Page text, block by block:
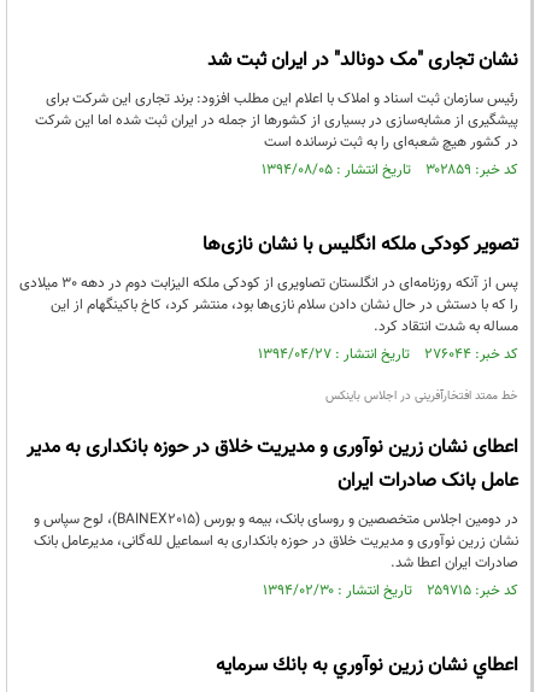
نشان تجاری "مک دونالد" در ایران ثبت شد
رئیس سازمان ثبت اسناد و املاک با اعلام این مطلب افزود: برند تجاری این شرکت برای
پیشگیری از مشابه‌سازی در بسیاری از کشورها از جمله در ایران ثبت شده اما این شرکت
در کشور هیچ شعبه‌ای را به ثبت نرسانده است
کد خبر: ۳۰۲۸۵۹ تاریخ انتشار : ۱۳۹۴/۰۸/۰۵
تصویر کودکی ملکه انگلیس با نشان نازی‌ها
پس از آنکه روزنامه‌ای در انگلستان تصاویری از کودکی ملکه الیزابت دوم در دهه 30 میلادی
را که با دستش در حال نشان دادن سلام نازی‌ها بود، منتشر کرد، کاخ باکینگهام از این
مساله به شدت انتقاد کرد.
کد خبر: ۲۷۶۰۴۴ تاریخ انتشار : ۱۳۹۴/۰۴/۲۷
خط ممتد افتخارآفرینی در اجلاس باینکس
اعطای نشان زرین نوآوری و مدیریت خلاق در حوزه بانکداری به مدیر
عامل بانک صادرات ایران
در دومین اجلاس متخصصین و روسای بانک، بیمه و بورس (BAINEX٢٠١٥)، لوح سپاس و
نشان زرین نوآوری و مدیریت خلاق در حوزه بانکداری به اسماعیل لل‍ه‌گانی، مدیرعامل بانک
صادرات ایران اعطا شد.
کد خبر: ۲۵۹۷۱۵ تاریخ انتشار : ۱۳۹۴/۰۲/۳۰
اعطاي نشان زرين نوآوري به بانك سرمايه